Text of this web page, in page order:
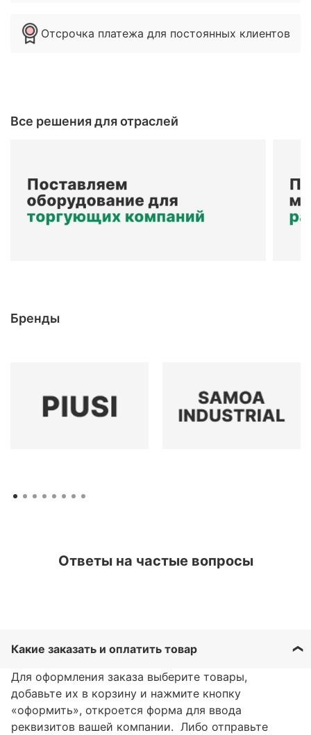
Отсрочка платежа для постоянных клиентов
Все решения для отраслей
Бренды
Ответы на частые вопросы
Какие заказать и оплатить товар
Для оформления заказа выберите товары,
добавьте их в корзину и нажмите кнопку
«оформить», откроется форма для ввода
реквизитов вашей компании. Либо отправьте